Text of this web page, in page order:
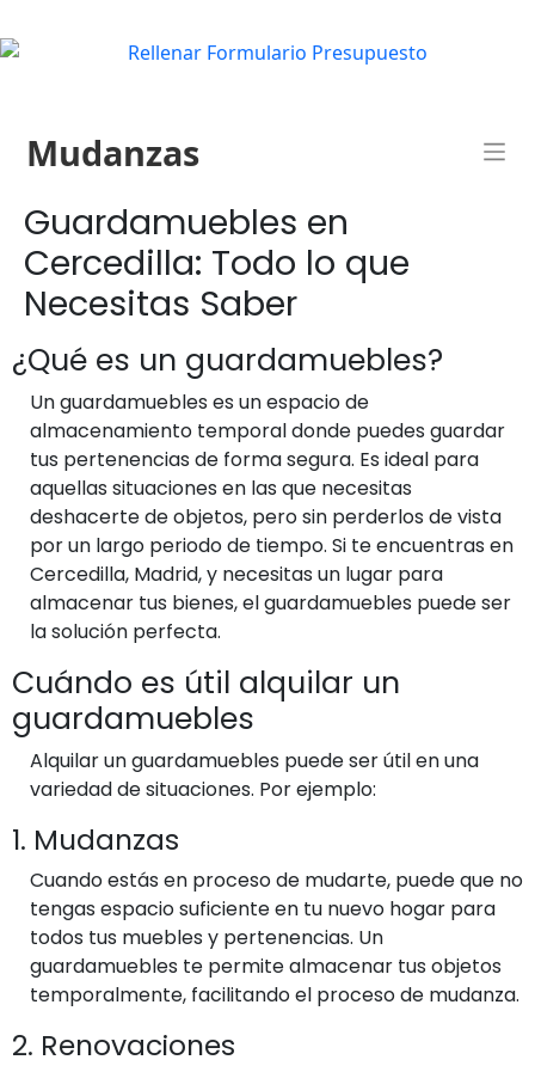
Mudanzas
Guardamuebles en
Cercedilla: Todo lo que
Necesitas Saber
¿Qué es un guardamuebles?
Un guardamuebles es un espacio de
almacenamiento temporal donde puedes guardar
tus pertenencias de forma segura. Es ideal para
aquellas situaciones en las que necesitas
deshacerte de objetos, pero sin perderlos de vista
por un largo periodo de tiempo. Si te encuentras en
Cercedilla, Madrid, y necesitas un lugar para
almacenar tus bienes, el guardamuebles puede ser
la solución perfecta.
Cuándo es útil alquilar un
guardamuebles
Alquilar un guardamuebles puede ser útil en una
variedad de situaciones. Por ejemplo:
1. Mudanzas
Cuando estás en proceso de mudarte, puede que no
tengas espacio suficiente en tu nuevo hogar para
todos tus muebles y pertenencias. Un
guardamuebles te permite almacenar tus objetos
temporalmente, facilitando el proceso de mudanza.
2. Renovaciones